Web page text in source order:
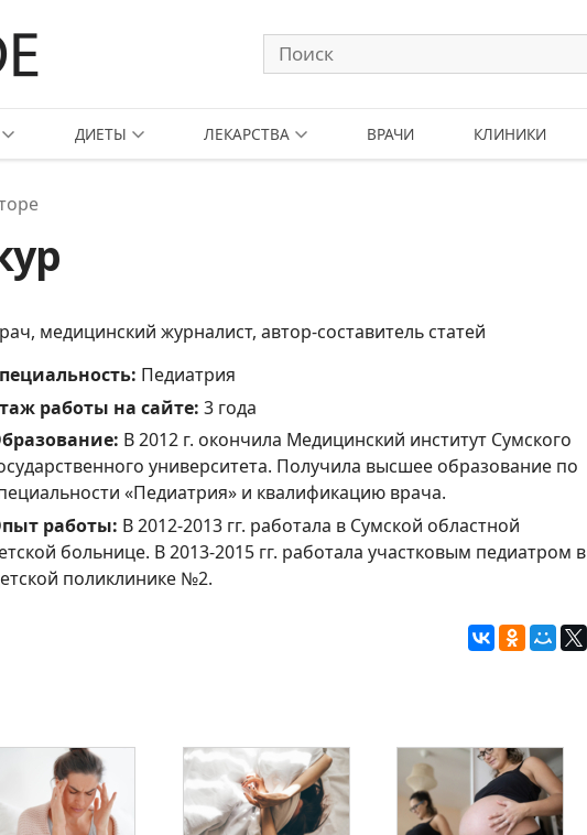
ДИЕТЫ ЛЕКАРСТВА ВРАЧИ КЛИНИКИ
медицинский журналист, автор-составитель статей
Педиатрия
работы на сайте: 3 года
В 2012 г. окончила Медицинский институт Сумского
университета. Получила высшее образование по
«Педиатрия» и квалификацию врача.
работы: В 2012-2013 гг. работала в Сумской областной
больнице. В 2013-2015 гг. работала участковым педиатром в
поликлинике №2.